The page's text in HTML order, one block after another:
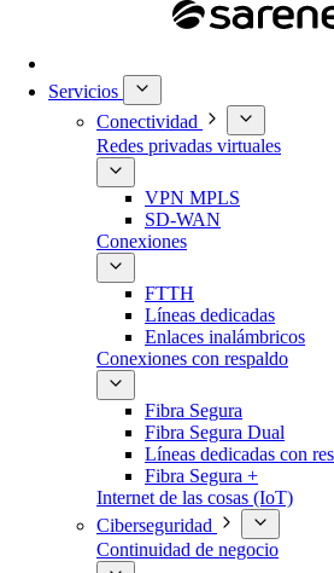
Servicios
Conectividad
Redes privadas virtuales
VPN MPLS
SD-WAN
Conexiones
FTTH
Líneas dedicadas
Enlaces inalámbricos
Conexiones con respaldo
Fibra Segura
Fibra Segura Dual
Líneas dedicadas con
Fibra Segura +
Internet de las cosas (IoT)
Ciberseguridad
Continuidad de negocio